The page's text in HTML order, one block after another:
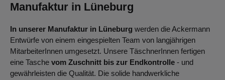
Manufaktur in Lüneburg
In unserer Manufaktur in Lüneburg werden die Ackermann
Entwürfe von einem eingespielten Team von langjährigen
MitarbeiterInnen umgesetzt. Unsere TäschnerInnen fertigen
eine Tasche vom Zuschnitt bis zur Endkontrolle - und
gewährleisten die Qualität. Die solide handwerkliche